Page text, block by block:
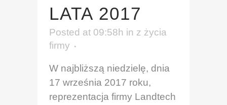
LATA 2017
Posted at 09:58h in z życia
firmy
W najbliższą niedzielę, dnia
17 września 2017 roku,
reprezentacja firmy Landtech